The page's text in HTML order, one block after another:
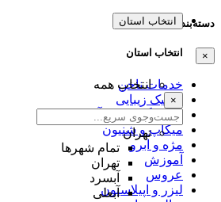
دسته‌بندی‌ها
×
خدمات ناخن
کلینیک زیبایی
فروشگاه لوازم آرایش
میکاپ و شنیون
مژه و ابرو
آموزش
عروس
لیزر و اپیلاسیون
انتخاب استان
انتخاب استان
انتخاب همه
×
تهران
تمام شهر‌ها
تهران
آبسرد
آبعلی